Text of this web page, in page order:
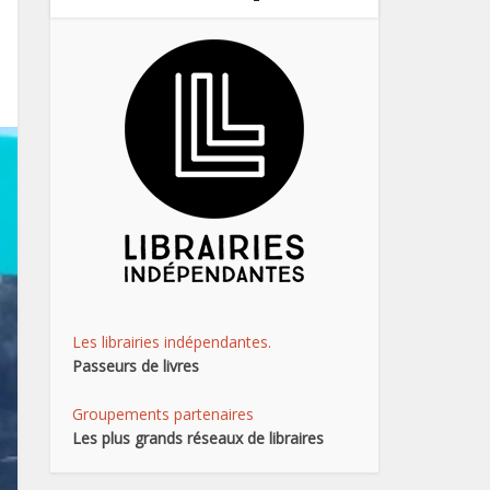
Les librairies indépendantes.
Passeurs de livres
Groupements partenaires
Les plus grands réseaux de libraires